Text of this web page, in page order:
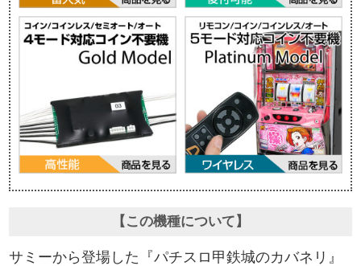
【この機種について】
サミーから登場した『パチスロ甲鉄城のカバネリ』